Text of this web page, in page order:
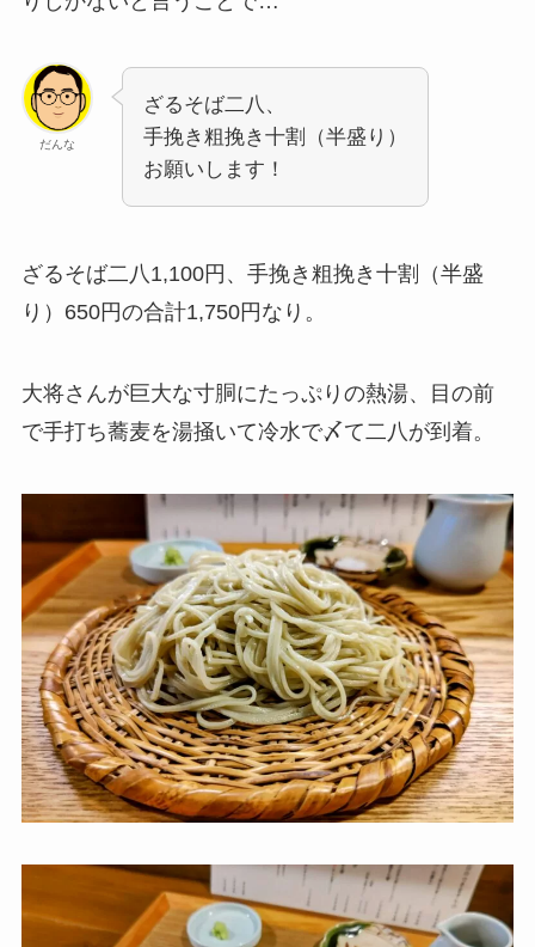
だんな
ざるそば二八、
手挽き粗挽き十割（半盛り）
お願いします！
ざるそば二八1,100円、手挽き粗挽き十割（半盛
り）650円の合計1,750円なり。
大将さんが巨大な寸胴にたっぷりの熱湯、目の前
で手打ち蕎麦を湯掻いて冷水で〆て二八が到着。